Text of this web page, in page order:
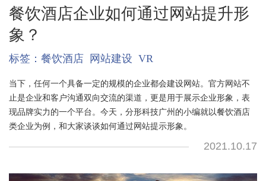
餐饮酒店企业如何通过网站提升形
象？
标签： 餐饮酒店 网站建设 VR
当下，任何一个具备一定的规模的企业都会建设网站。官方网站不
止是企业和客户沟通双向交流的渠道，更是用于展示企业形象，表
现品牌实力的一个平台。今天，分形科技广州的小编就以餐饮酒店
类企业为例，和大家谈谈如何通过网站提示形象。
2021.10.17